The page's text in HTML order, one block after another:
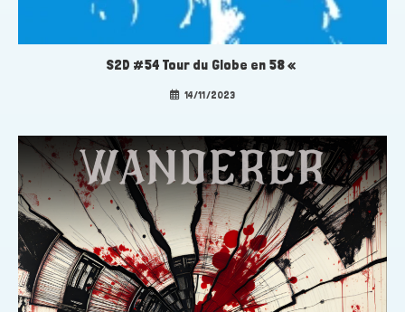
S2D #54 Tour du Globe en 58 «
14/11/2023